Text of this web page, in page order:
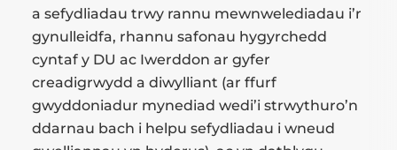
a sefydliadau trwy rannu mewnwelediadau i’r
gynulleidfa, rhannu safonau hygyrchedd
cyntaf y DU ac Iwerddon ar gyfer
creadigrwydd a diwylliant (ar ffurf
gwyddoniadur mynediad wedi’i strwythuro’n
ddarnau bach i helpu sefydliadau i wneud